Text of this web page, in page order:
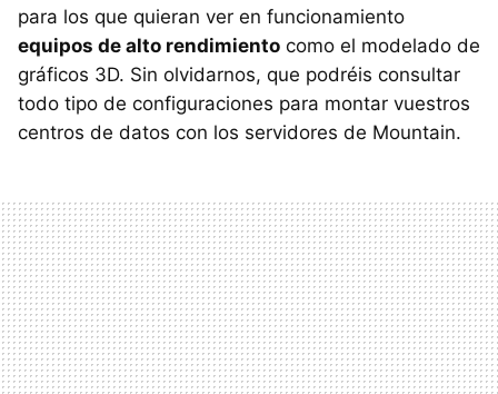
para los que quieran ver en funcionamiento
equipos de alto rendimiento como el modelado de
gráficos 3D. Sin olvidarnos, que podréis consultar
todo tipo de configuraciones para montar vuestros
centros de datos con los servidores de Mountain.